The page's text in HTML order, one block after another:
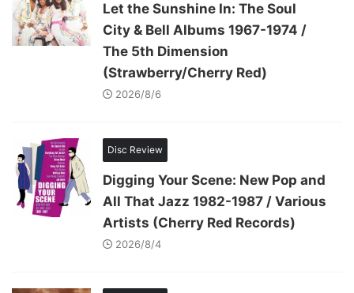
Let the Sunshine In: The Soul
City & Bell Albums 1967-1974 /
The 5th Dimension
(Strawberry/Cherry Red)
2026/8/6
Disc Review
Digging Your Scene: New Pop and
All That Jazz 1982-1987 / Various
Artists (Cherry Red Records)
2026/8/4